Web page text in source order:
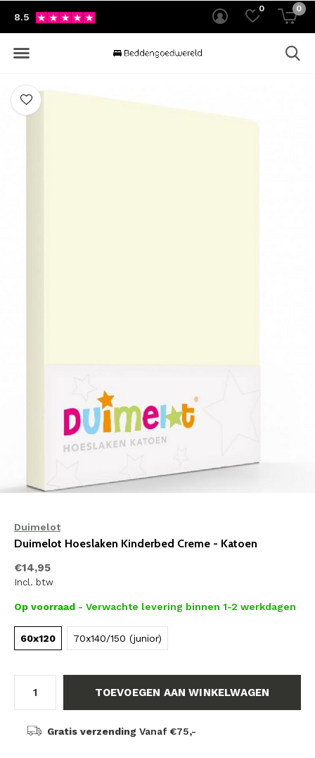
0 0
8.5
Duimelot
Duimelot Hoeslaken Kinderbed Creme - Katoen
€14,95
Incl. btw
Op voorraad - Verwachte levering binnen 1-2 werkdagen
60x120 70x140/150 (junior)
TOEVOEGEN AAN WINKELWAGEN
Gratis verzending Vanaf €75,-